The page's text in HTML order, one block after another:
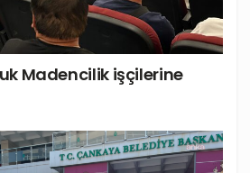
Madencilik işçilerine